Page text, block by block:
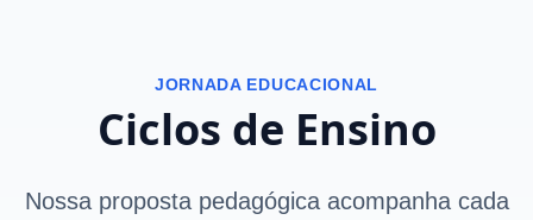
JORNADA EDUCACIONAL
Ciclos de Ensino
Nossa proposta pedagógica acompanha cada